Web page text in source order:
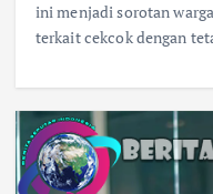
ini menjadi sorotan
terkait cekcok dengan